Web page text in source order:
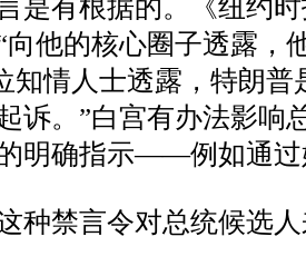
是有根据的。《纽约
向他的核心圈子透露，
知情人士透露，特朗普
诉。 ”白宫有办法影响
明确指示——例如通
种禁言令对总统候选